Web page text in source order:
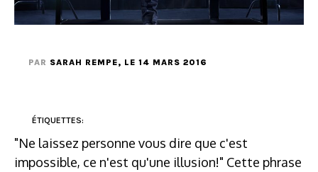
PAR SARAH REMPE, LE 14 MARS 2016
ÉTIQUETTES:
"Ne laissez personne vous dire que c'est
impossible, ce n'est qu'une illusion!" Cette phrase